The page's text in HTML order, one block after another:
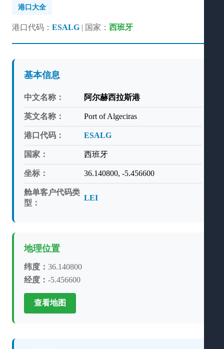
港口大全
港口代码： ESALG | 国家： 西班牙
基本信息
中文名称： 阿尔赫西拉斯港
英文名称： Port of Algeciras
港口代码： ESALG
国家： 西班牙
坐标： 36.140800, -5.456600
舱单客户代码类
型：
LEI
地理位置
纬度： 36.140800
经度： -5.456600
查看地图